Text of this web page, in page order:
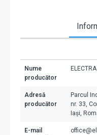
Nume
producător
Adresă
producător
Parcul
nr. 33,
Iași,
E-mail